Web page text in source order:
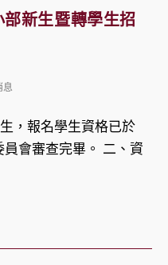
部新生暨轉學生招
息
，報名學生資格已於
會審查完畢。 二、資